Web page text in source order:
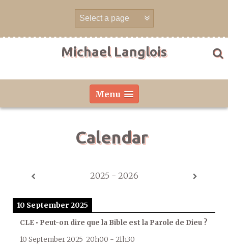
Michael Langlois
Menu
Calendar
2025 - 2026
10 September 2025
CLE • Peut-on dire que la Bible est la Parole de Dieu ?
10 September 2025 20h00 - 21h30